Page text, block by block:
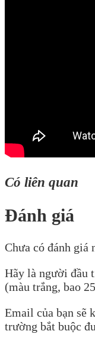
Có liên quan
Đánh giá
Chưa có đánh giá
Hãy là người đầu
(màu trắng, bao
Email của bạn sẽ
trường bắt buộc